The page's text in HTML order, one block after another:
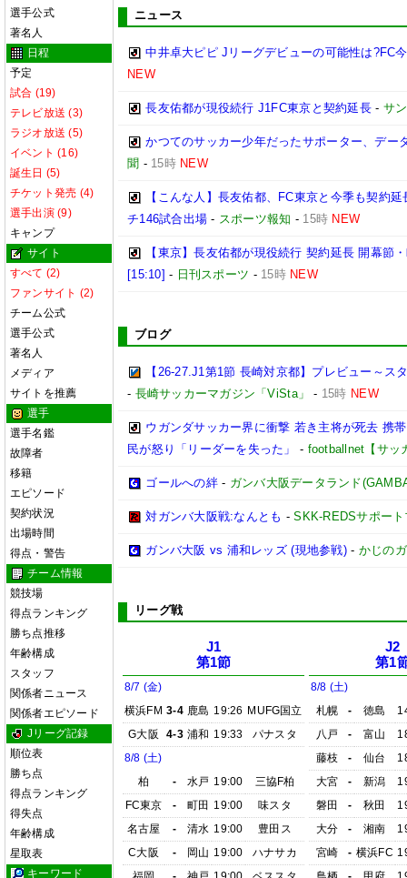
選手公式
著名人
日程
予定
試合 (19)
テレビ放送 (3)
ラジオ放送 (5)
イベント (16)
誕生日 (5)
チケット発売 (4)
選手出演 (9)
キャンプ
サイト
すべて (2)
ファンサイト (2)
チーム公式
選手公式
著名人
メディア
サイトを推薦
選手
選手名鑑
故障者
移籍
エピソード
契約状況
出場時間
得点・警告
チーム情報
競技場
得点ランキング
勝ち点推移
年齢構成
スタッフ
関係者ニュース
関係者エピソード
Jリーグ記録
順位表
勝ち点
得点ランキング
得失点
年齢構成
星取表
キーワード
ニュース
中井卓大ピピ Jリーグデビューの可能性は?FC
NEW
長友佑都が現役続行 J1FC東京と契約延長- サ
かつてのサッカー少年だったサポーター、デー
聞 - 15時 NEW
【こんな人】長友佑都、FC東京と今季も契約
チ146試合出場 - スポーツ報知 - 15時 NEW
【東京】長友佑都が現役続行 契約延長 開幕節
[15:10] - 日刊スポーツ - 15時 NEW
ブログ
【26-27.J1第1節 長崎対京都】プレビュー～
- 長崎サッカーマガジン「ViSta」 - 15時 NEW
ウガンダサッカー界に衝撃 若き主将が死去 携
民が怒り「リーダーを失った」
- footballnet【サッ
ゴールへの絆- ガンバ大阪データランド
対ガンバ大阪戦:なんとも -SKK-REDSサポー
ガンバ大阪 vs 浦和レッズ (現地参戦)- かじの
リーグ戦
J1
第1節
8/7 (金)
横浜FM 3-4 鹿島 19:26 MUFG国立
G大阪
4-3 浦和 19:33
パナスタ
8/8 (土)
柏
- 水戸 19:00
三協F柏
FC東京
- 町田 19:00
味スタ
名古屋
- 清水 19:00
豊田ス
C大阪
- 岡山 19:00
ハナサカ
J2
第1
8/8 (土)
札幌
- 徳島
八戸
- 富山
藤枝
- 仙台
大宮
- 新潟
磐田
- 秋田
大分
- 湘南
宮崎
- 横浜FC